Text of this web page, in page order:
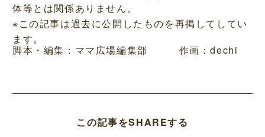
体等とは関係ありません。
※この記事は過去に公開したものを再掲してしてい
ます。
脚本・編集：ママ広場編集部 作画：dechi
この記事をSHAREする